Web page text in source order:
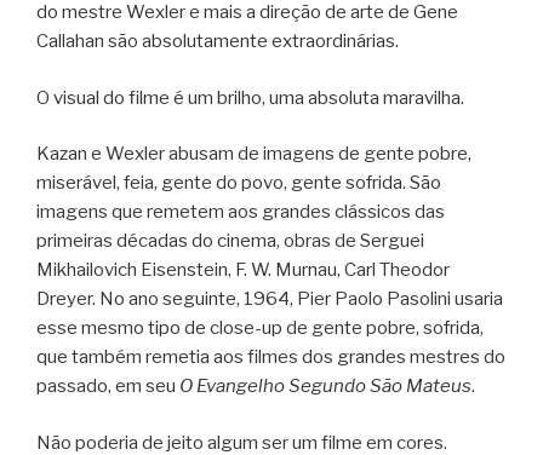
do mestre Wexler e mais a direção de arte de Gene
Callahan são absolutamente extraordinárias.
O visual do filme é um brilho, uma absoluta maravilha.
Kazan e Wexler abusam de imagens de gente pobre,
miserável, feia, gente do povo, gente sofrida. São
imagens que remetem aos grandes clássicos das
primeiras décadas do cinema, obras de Serguei
Mikhailovich Eisenstein, F. W. Murnau, Carl Theodor
Dreyer. No ano seguinte, 1964, Pier Paolo Pasolini usaria
esse mesmo tipo de close-up de gente pobre, sofrida,
que também remetia aos filmes dos grandes mestres do
passado, em seu O Evangelho Segundo São Mateus.
Não poderia de jeito algum ser um filme em cores.